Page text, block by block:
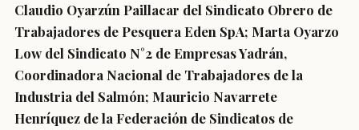
Claudio Oyarzún Paillacar del Sindicato Obrero de
Trabajadores de Pesquera Eden SpA; Marta Oyarzo
Low del Sindicato N°2 de Empresas Yadrán,
Coordinadora Nacional de Trabajadores de la
Industria del Salmón; Mauricio Navarrete
Henríquez de la Federación de Sindicatos de